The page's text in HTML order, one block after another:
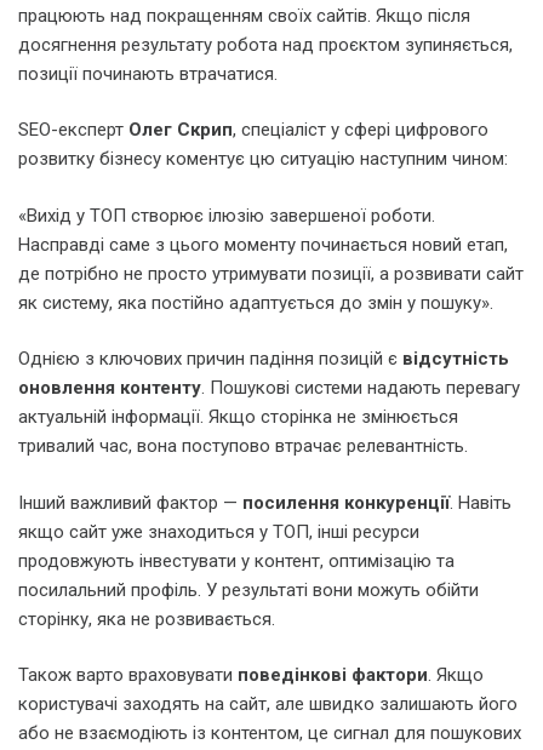
працюють над покращенням своїх сайтів. Якщо після
досягнення результату робота над проєктом зупиняється,
позиції починають втрачатися.
SEO-експерт Олег Скрип, спеціаліст у сфері цифрового
розвитку бізнесу коментує цю ситуацію наступним чином:
«Вихід у ТОП створює ілюзію завершеної роботи.
Насправді саме з цього моменту починається новий етап,
де потрібно не просто утримувати позиції, а розвивати сайт
як систему, яка постійно адаптується до змін у пошуку».
Однією з ключових причин падіння позицій є відсутність
оновлення контенту. Пошукові системи надають перевагу
актуальній інформації. Якщо сторінка не змінюється
тривалий час, вона поступово втрачає релевантність.
Інший важливий фактор — посилення конкуренції. Навіть
якщо сайт уже знаходиться у ТОП, інші ресурси
продовжують інвестувати у контент, оптимізацію та
посилальний профіль. У результаті вони можуть обійти
сторінку, яка не розвивається.
Також варто враховувати поведінкові фактори. Якщо
користувачі заходять на сайт, але швидко залишають його
або не взаємодіють із контентом, це сигнал для пошукових